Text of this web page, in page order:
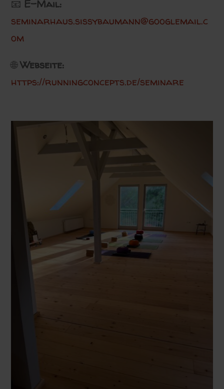
📧 E-Mail:
seminarhaus.sissybaumann@googlemail.c
om
🌐Webseite:
https://runningconcepts.de/seminare